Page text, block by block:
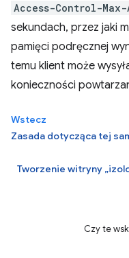
Access-Control-Max-
sekundach, przez jaki
pamięci podręcznej
temu klient może
konieczności
Wstecz
Zasada dotycząca tej
Tworzenie witryny
Czy te